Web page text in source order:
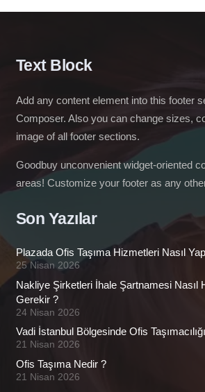
Text Block
Add any content element into this footer
Composer. Also you can change sizes,
image of all footer sections.
Goodbuy unconvenient widget-oriented
areas! Customize your footer as any
Son Yazılar
Plazada Ofis Taşıma Hizmetleri Nasıl
25 Nisan 2026
Nakliye Şirketleri İhale Şartnamesi Nasıl
Gerekir ?
24 Nisan 2026
Vadi İstanbul Bölgesinde Ofis Taşımacılığı
21 Nisan 2026
Ofis Taşıma Nedir ?
21 Nisan 2026